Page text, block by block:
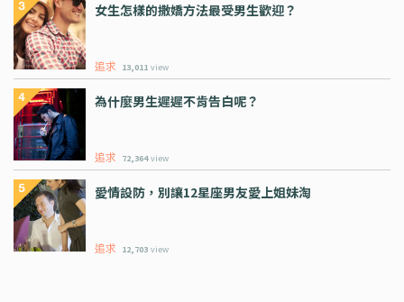
女生怎樣的撒嬌方法最受男生歡迎？
追求 13,011 view
為什麼男生遲遲不肯告白呢？
追求 72,364 view
愛情設防，別讓12星座男友愛上姐妹淘
追求 12,703 view